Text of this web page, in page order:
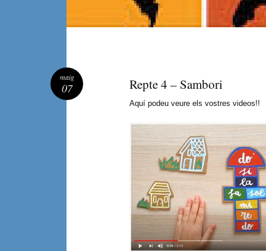
Repte 4 – Sambori
Aquí podeu veure els vostres videos!!
maig
07